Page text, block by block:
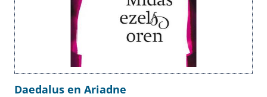
Daedalus en Ariadne